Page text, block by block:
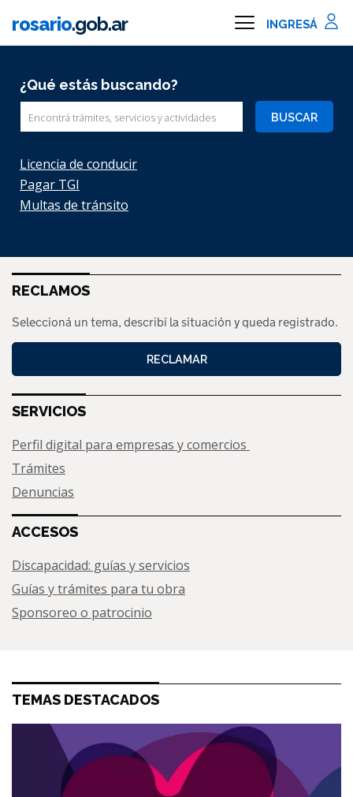
Ir al contenido principal
rosario.gob.ar
¿Qué estás buscando?
Licencia de conducir
Pagar TGI
Multas de tránsito
RECLAMOS
Seleccioná un tema, describí la situación y queda registrado.
RECLAMAR
SERVICIOS
Perfil digital para empresas y comercios
Trámites
Denuncias
ACCESOS
Discapacidad: guías y servicios
Guías y trámites para tu obra
Sponsoreo o patrocinio
TEMAS DESTACADOS